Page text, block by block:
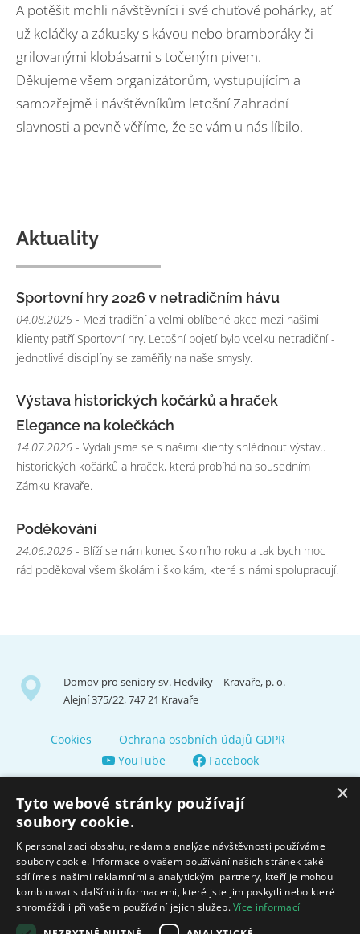
A potěšit mohli návštěvníci i své chuťové pohárky, ať
už koláčky a zákusky s kávou nebo bramboráky či
grilovanými klobásami s točeným pivem.
Děkujeme všem organizátorům, vystupujícím a
samozřejmě i návštěvníkům letošní Zahradní
slavnosti a pevně věříme, že se vám u nás líbilo.
Aktuality
Sportovní hry 2026 v netradičním hávu
04.08.2026 - Mezi tradiční a velmi oblíbené akce mezi našimi
klienty patří Sportovní hry. Letošní pojetí bylo vcelku netradiční -
jednotlivé disciplíny se zaměřily na naše smysly.
Výstava historických kočárků a hraček
Elegance na kolečkách
14.07.2026 - Vydali jsme se s našimi klienty shlédnout výstavu
historických kočárků a hraček, která probíhá na sousedním
Zámku Kravaře.
Poděkování
24.06.2026 - Blíží se nám konec školního roku a tak bych moc
rád poděkoval všem školám i školkám, které s námi spolupracují.
Domov pro seniory sv. Hedviky – Kravaře, p. o.
Alejní 375/22, 747 21 Kravaře
Cookies
Ochrana osobních údajů GDPR
YouTube
Facebook
Zřizuje a finančně nás podporuje Město Kravaře
Moravskoslezský kraj poskytuje dotaci na zajištění sociálních
služeb.
×
Tyto webové stránky používají
soubory cookie.
K personalizaci obsahu, reklam a analýze návštěvnosti používáme
soubory cookie. Informace o vašem používání našich stránek také
sdílíme s našimi reklamními a analytickými partnery, kteří je mohou
kombinovat s dalšími informacemi, které jste jim poskytli nebo které
shromáždili při vašem používání jejich služeb.Více informací